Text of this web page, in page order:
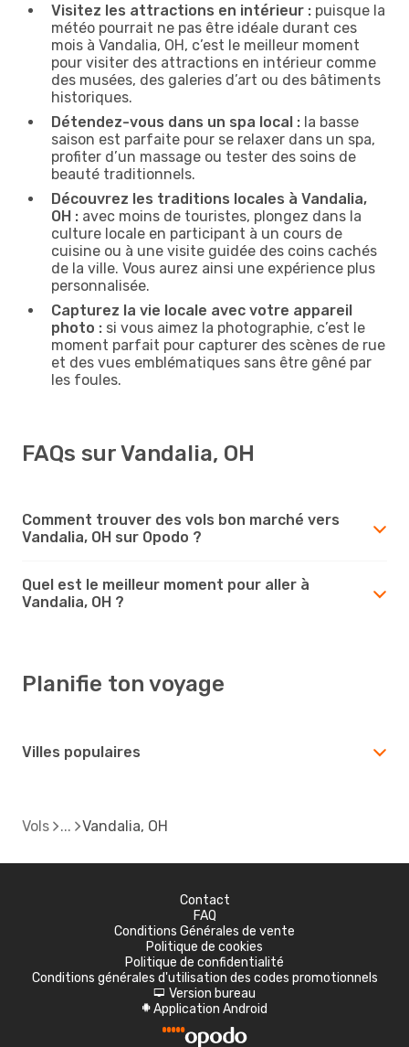
Visitez les attractions en intérieur : puisque la
météo pourrait ne pas être idéale durant ces
mois à Vandalia, OH, c’est le meilleur moment
pour visiter des attractions en intérieur comme
des musées, des galeries d’art ou des bâtiments
historiques.
Détendez-vous dans un spa local : la basse
saison est parfaite pour se relaxer dans un spa,
profiter d’un massage ou tester des soins de
beauté traditionnels.
Découvrez les traditions locales à Vandalia,
OH : avec moins de touristes, plongez dans la
culture locale en participant à un cours de
cuisine ou à une visite guidée des coins cachés
de la ville. Vous aurez ainsi une expérience plus
personnalisée.
Capturez la vie locale avec votre appareil
photo : si vous aimez la photographie, c’est le
moment parfait pour capturer des scènes de rue
et des vues emblématiques sans être gêné par
les foules.
FAQs sur Vandalia, OH
Comment trouver des vols bon marché vers
Vandalia, OH sur Opodo ?
Quel est le meilleur moment pour aller à
Vandalia, OH ?
Planifie ton voyage
Villes populaires
Vols Vandalia, OH
Contact
FAQ
Conditions Générales de vente
Politique de cookies
Politique de confidentialité
Conditions générales d'utilisation des codes promotionnels
d Version bureau
A Application Android